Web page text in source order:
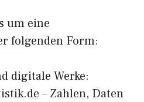
um eine
folgenden Form:
digitale Werke:
– Zahlen, Daten